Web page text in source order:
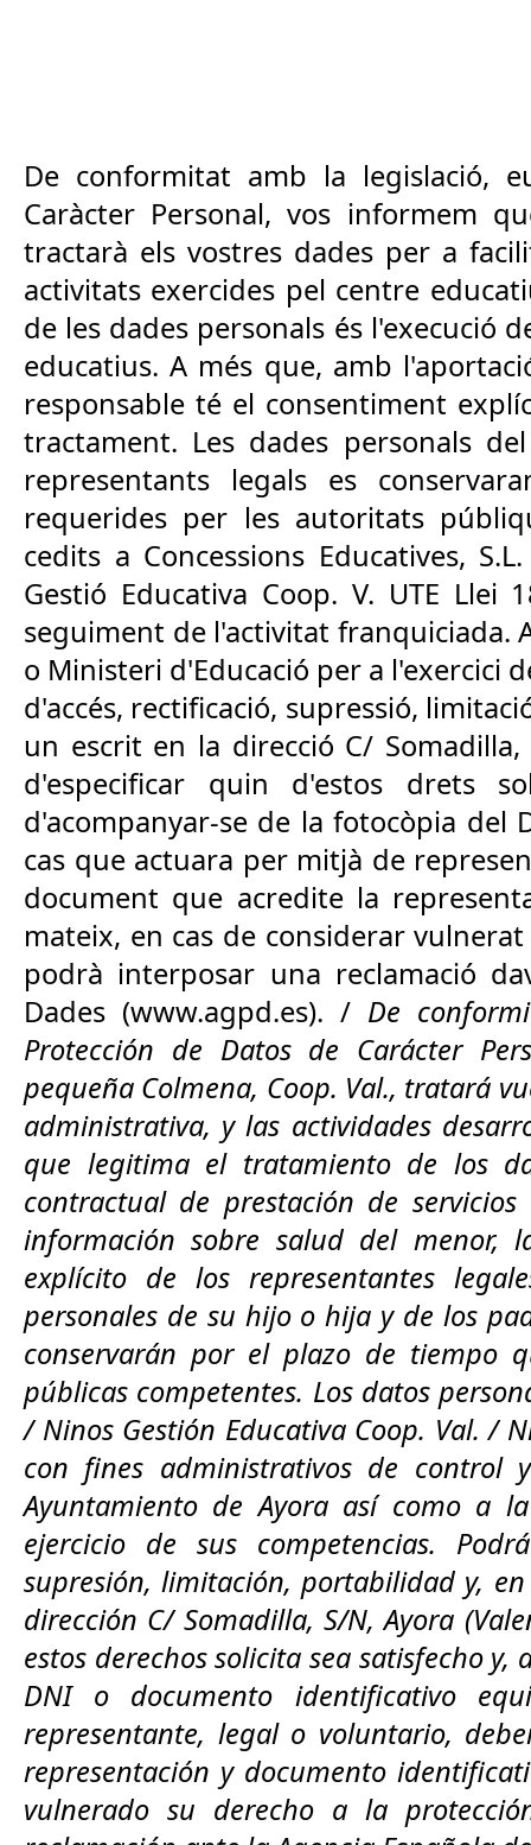
De conformitat amb la legislació,
Caràcter Personal, vos informem
tractarà els vostres dades per a
activitats exercides pel centre
de les dades personals és l'execució
educatius. A més que, amb
responsable té el consentiment
tractament. Les dades personals
representants legals es
requerides per les autoritats
cedits a Concessions Educatives,
Gestió Educativa Coop. V. UTE
seguiment de l'activitat franquiciada.
o Ministeri d'Educació per a l'exercici
d'accés, rectificació, supressió,
un escrit en la direcció C/
d'especificar quin d'estos drets
d'acompanyar-se de la fotocòpia
cas que actuara per mitjà de
document que acredite la
mateix, en cas de considerar
podrà interposar una reclamació
Dades (www.agpd.es). / De
Protección de Datos de Carácter
pequeña Colmena, Coop. Val., tratará
administrativa, y las actividades
que legitima el tratamiento de los
contractual de prestación de
información sobre salud del menor,
explícito de los representantes
personales de su hijo o hija y de los
conservarán por el plazo de tiempo
públicas competentes. Los datos
/ Ninos Gestión Educativa Coop. Val. /
con fines administrativos de control
Ayuntamiento de Ayora así como a
ejercicio de sus competencias.
supresión, limitación, portabilidad y,
dirección C/ Somadilla, S/N, Ayora
estos derechos solicita sea satisfecho
DNI o documento identificativo
representante, legal o voluntario,
representación y documento
vulnerado su derecho a la